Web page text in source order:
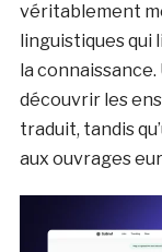
véritablement
linguistiques qui
la
découvrir les
traduit, tandis
aux ouvrages